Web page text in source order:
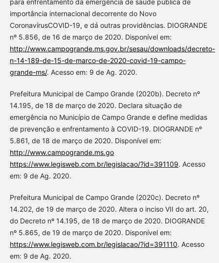
para enfrentamento da emergência de saúde pública de
importância internacional decorrente do Novo
CoronavírusCOVID-19, e dá outras providências. DIOGRANDE
nº 5.856, de 16 de março de 2020. Disponível em:
http://www.campogrande.ms.gov.br/sesau/downloads/decreto-
n-14-189-de-15-de-marco-de-2020-covid-19-campo-
grande-ms/. Acesso em: 9 de Ag. 2020.
Prefeitura Municipal de Campo Grande (2020b). Decreto nº
14.195, de 18 de março de 2020. Declara situação de
emergência no Município de Campo Grande e define medidas
de prevenção e enfrentamento à COVID-19. DIOGRANDE nº
5.861, de 18 de março de 2020. Disponível em:
http://www.campogrande.ms.go
https://www.legisweb.com.br/legislacao/?id=391109. Acesso
em: 9 de Ag. 2020.
Prefeitura Municipal de Campo Grande (2020c). Decreto nº
14.202, de 19 de março de 2020. Altera o inciso VII do art. 20,
do Decreto nº 14.195, de 18 de março de 2020. DIOGRANDE
nº 5.865, de 19 de março de 2020. Disponível em:
https://www.legisweb.com.br/legislacao/?id=391110. Acesso
em: 9 de Ag. 2020.